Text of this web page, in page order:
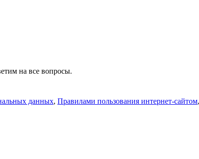
на все вопросы.
данных, Правилами пользования интернет-сайтом